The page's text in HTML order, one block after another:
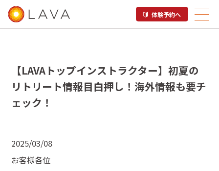
体験予約へ
【LAVAトップインストラクター】初夏の
リトリート情報目白押し！海外情報も要チ
ェック！
2025/03/08
お客様各位